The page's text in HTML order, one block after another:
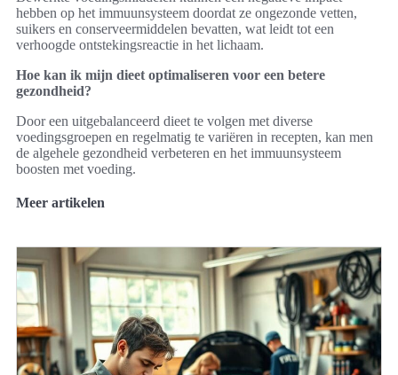
hebben op het immuunsysteem doordat ze ongezonde vetten,
suikers en conserveermiddelen bevatten, wat leidt tot een
verhoogde ontstekingsreactie in het lichaam.
Hoe kan ik mijn dieet optimaliseren voor een betere
gezondheid?
Door een uitgebalanceerd dieet te volgen met diverse
voedingsgroepen en regelmatig te variëren in recepten, kan men
de algehele gezondheid verbeteren en het immuunsysteem
boosten met voeding.
Meer artikelen